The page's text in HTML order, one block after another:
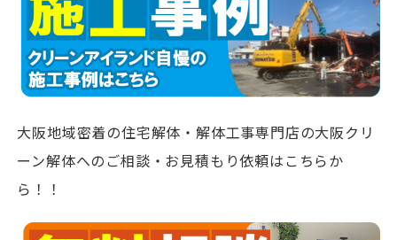
大阪地域密着の住宅解体・解体工事専門店の大阪クリ
ーン解体へのご相談・お見積もり依頼はこちらか
ら！！